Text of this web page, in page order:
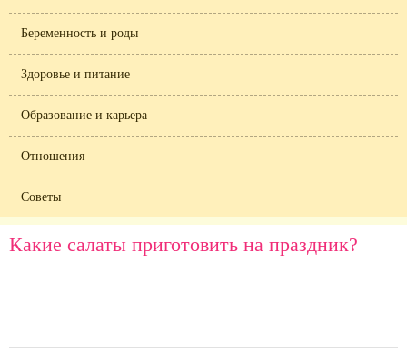
Беременность и роды
Здоровье и питание
Образование и карьера
Отношения
Советы
Какие салаты приготовить на праздник?